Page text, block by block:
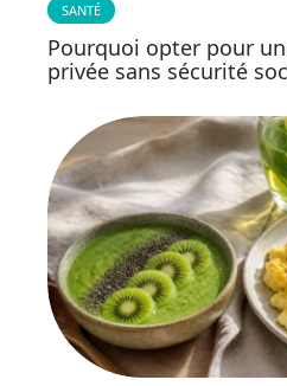
SANTÉ
Pourquoi opter pour
privée sans sécurité